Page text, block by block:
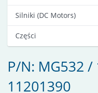
Silniki (DC Motors)
Części
P/N: MG532
11201390